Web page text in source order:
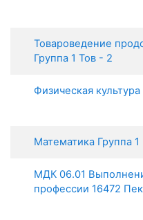
Товароведение
Группа 1 Тов - 2
Физическая
Математика Группа
МДК 06.01
профессии 16472